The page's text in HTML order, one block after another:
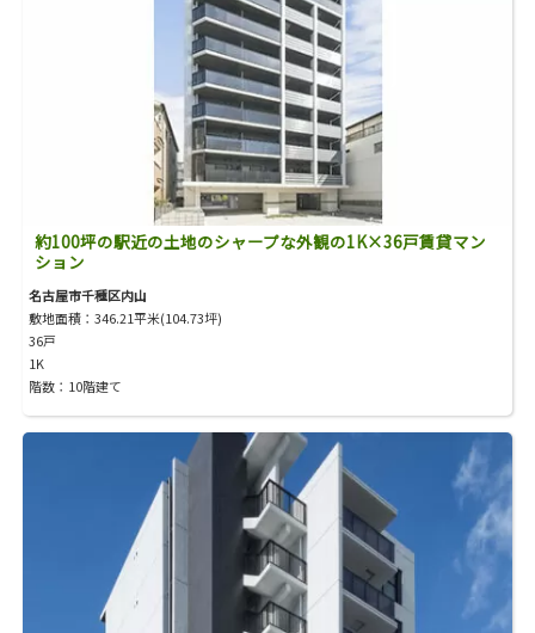
約100坪の駅近の土地のシャープな外観の1K×36戸賃貸マン
ション
名古屋市千種区内山
敷地面積：346.21平米(104.73坪)
36戸
1K
階数：10階建て